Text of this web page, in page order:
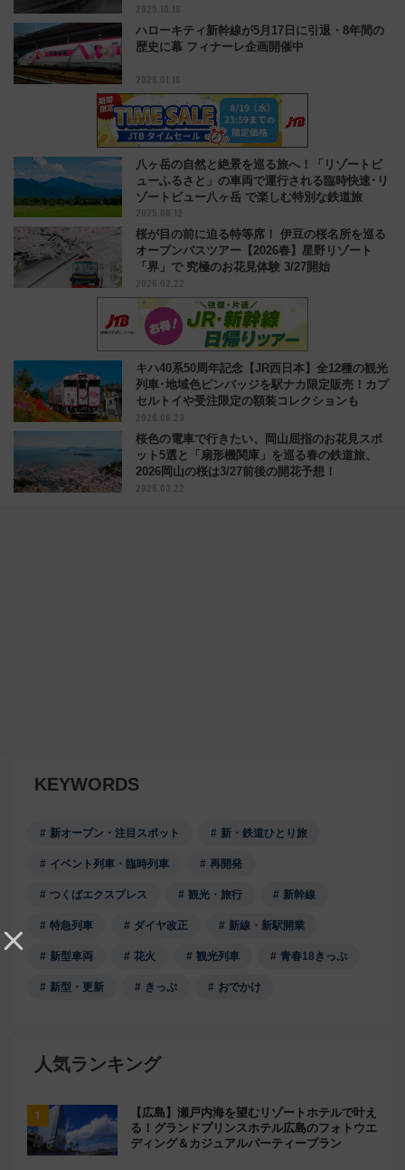
2025.10.16
ハローキティ新幹線が5月17日に引退・8年間の
歴史に幕 フィナーレ企画開催中
2026.01.16
八ヶ岳の自然と絶景を巡る旅へ！「リゾートビ
ューふるさと」の車両で運行される臨時快速･リ
ゾートビュー八ヶ岳 で楽しむ特別な鉄道旅
2025.08.12
桜が目の前に迫る特等席！ 伊豆の桜名所を巡る
オープンバスツアー【2026春】星野リゾート
「界」で 究極のお花見体験 3/27開始
2026.02.22
キハ40系50周年記念【JR西日本】全12種の観光
列車･地域色ピンバッジを駅ナカ限定販売！カプ
セルトイや受注限定の額装コレクションも
2026.06.23
桜色の電車で行きたい、岡山屈指のお花見スポ
ット5選と「扇形機関庫」を巡る春の鉄道旅、
2026岡山の桜は3/27前後の開花予想！
2026.03.22
KEYWORDS
新オープン・注目スポット 新・鉄道ひとり旅
イベント列車・臨時列車 再開発
つくばエクスプレス 観光・旅行 新幹線
特急列車 ダイヤ改正 新線・新駅開業
新型車両 花火 観光列車 青春18きっぷ
新型・更新 きっぷ おでかけ
人気ランキング
【広島】瀬戸内海を望むリゾートホテルで叶え
る！グランドプリンスホテル広島のフォトウエ
ディング＆カジュアルパーティープラン